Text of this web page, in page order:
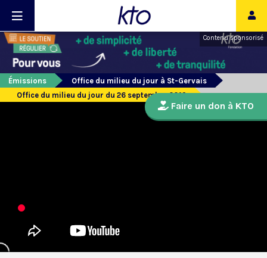
Contenu sponsorisé
Émissions
Office du milieu du jour à St-Gervais
Office du milieu du jour du 26 septembre 2019
Faire un don à KTO